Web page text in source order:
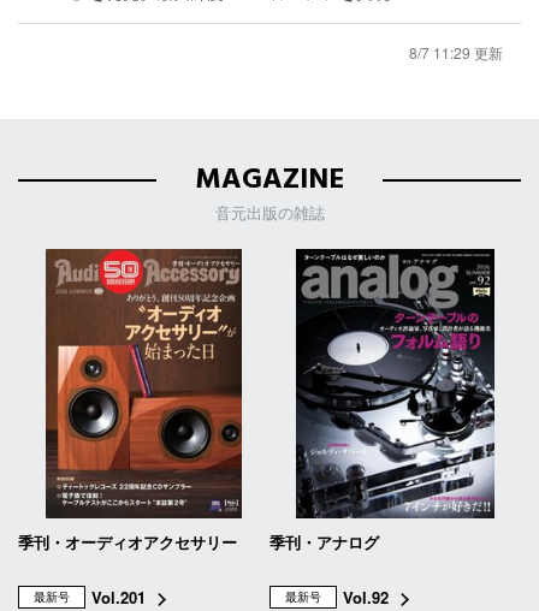
8/7 11:29 更新
MAGAZINE
音元出版の雑誌
季刊・オーディオアクセサリー
最新号
Vol.201
季刊・アナログ
最新号
Vol.92